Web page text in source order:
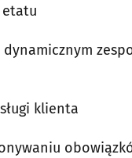
etatu
klienta